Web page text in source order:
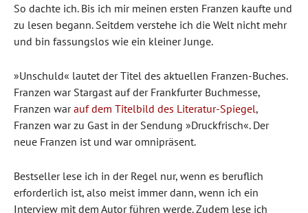
So dachte ich. Bis ich mir meinen ersten Franzen kaufte und
zu lesen begann. Seitdem verstehe ich die Welt nicht mehr
und bin fassungslos wie ein kleiner Junge.
»Unschuld« lautet der Titel des aktuellen Franzen-Buches.
Franzen war Stargast auf der Frankfurter Buchmesse,
Franzen warauf dem Titelbild des Literatur-Spiegel,
Franzen war zu Gast in der Sendung »Druckfrisch«. Der
neue Franzen ist und war omnipräsent.
Bestseller lese ich in der Regel nur, wenn es beruflich
erforderlich ist, also meist immer dann, wenn ich ein
Interview mit dem Autor führen werde. Zudem lese ich